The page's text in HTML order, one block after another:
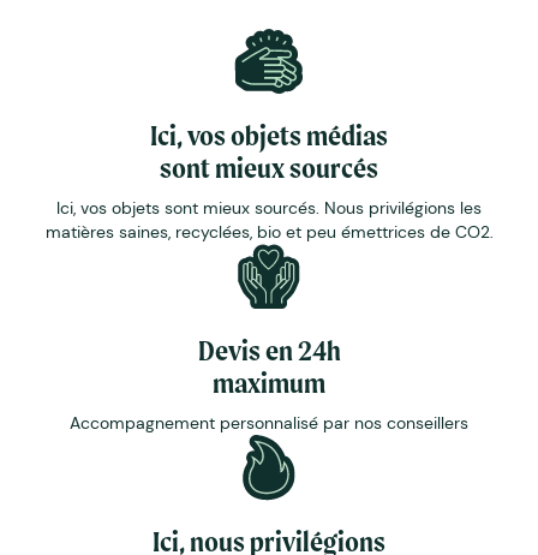
Ici, vos objets médias
sont mieux sourcés
Ici, vos objets sont mieux sourcés. Nous privilégions les
matières saines, recyclées, bio et peu émettrices de CO2.
Devis en 24h
maximum
Accompagnement personnalisé par nos conseillers
Ici, nous privilégions